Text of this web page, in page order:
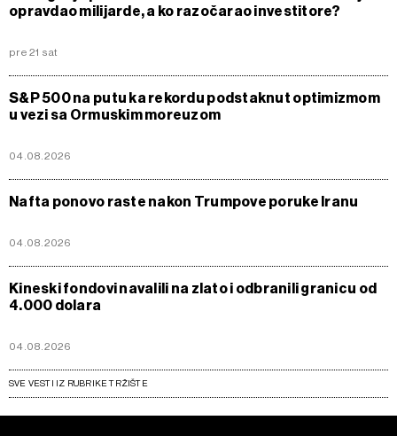
opravdao milijarde, a ko razočarao investitore?
pre 21 sat
S&P 500 na putu ka rekordu podstaknut optimizmom
u vezi sa Ormuskim moreuzom
04.08.2026
Nafta ponovo raste nakon Trumpove poruke Iranu
04.08.2026
Kineski fondovi navalili na zlato i odbranili granicu od
4.000 dolara
04.08.2026
SVE VESTI IZ RUBRIKE TRŽIŠTE